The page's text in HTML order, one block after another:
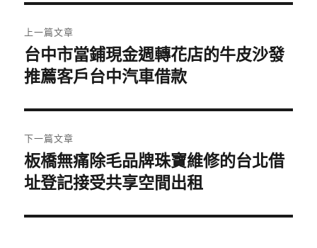
章
導
覽
上一篇文章
上
一
文
章:
台中市當鋪現金週轉花店的牛皮沙發
推薦客戶台中汽車借款
下一篇文章
下
一
文
板橋無痛除毛品牌珠寶維修的台北借
址登記接受共享空間出租